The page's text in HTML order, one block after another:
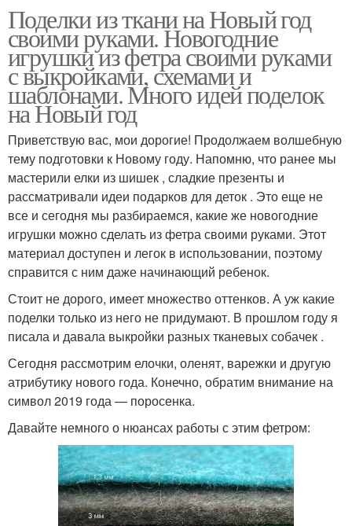
Поделки из ткани на Новый год
своими руками. Новогодние
игрушки из фетра своими руками
с выкройками, схемами и
шаблонами. Много идей поделок
на Новый год
Приветствую вас, мои дорогие! Продолжаем волшебную
тему подготовки к Новому году. Напомню, что ранее мы
мастерили елки из шишек , сладкие презенты и
рассматривали идеи подарков для деток . Это еще не
все и сегодня мы разбираемся, какие же новогодние
игрушки можно сделать из фетра своими руками. Этот
материал доступен и легок в использовании, поэтому
справится с ним даже начинающий ребенок.
Стоит не дорого, имеет множество оттенков. А уж какие
поделки только из него не придумают. В прошлом году я
писала и давала выкройки разных тканевых собачек .
Сегодня рассмотрим елочки, оленят, варежки и другую
атрибутику нового года. Конечно, обратим внимание на
символ 2019 года — поросенка.
Давайте немного о нюансах работы с этим фетром: